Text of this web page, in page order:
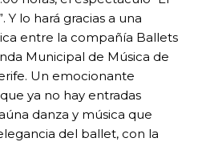
Y lo hará gracias a una
entre la compañía Ballets
Municipal de Música de
Un emocionante
ya no hay entradas
danza y música que
del ballet, con la